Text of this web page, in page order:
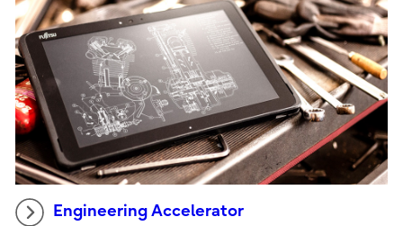
Engineering Accelerator